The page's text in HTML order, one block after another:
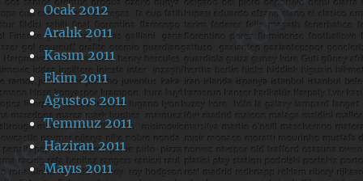
Ocak 2012
Aralık 2011
Kasım 2011
Ekim 2011
Ağustos 2011
Temmuz 2011
Haziran 2011
Mayıs 2011